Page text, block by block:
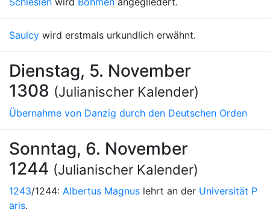
Saulcy wird erstmals urkundlich erwähnt.
Dienstag, 5. November
1308 (Julianischer Kalender)
Übernahme von Danzig durch den Deutschen Orden
Sonntag, 6. November
1244 (Julianischer Kalender)
1243/1244: Albertus Magnus lehrt an der Universität P
aris.